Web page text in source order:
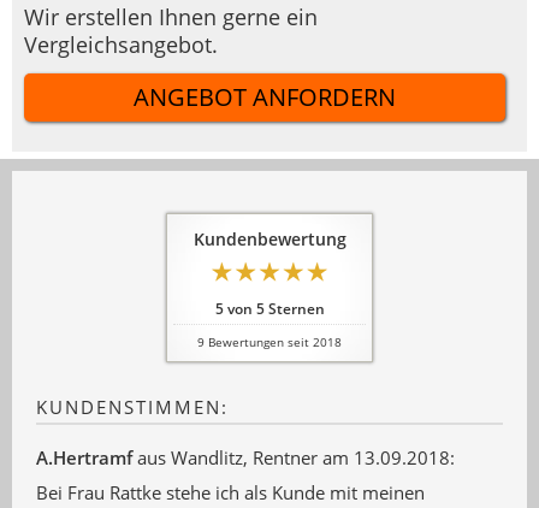
Wir erstellen Ihnen gerne ein
Vergleichsangebot.
ANGEBOT ANFORDERN
Kundenbewertung
5von 5Sternen
9 Bewertungen seit 2018
KUNDENSTIMMEN:
A.Hertramfaus Wandlitz, Rentner am 13.09.2018:
Bei Frau Rattke stehe ich als Kunde mit meinen